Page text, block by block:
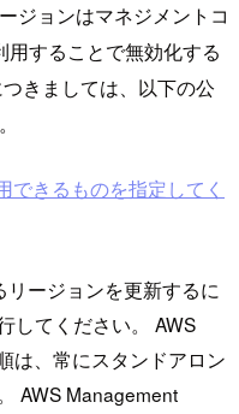
ジョンはマネジメントコ
用することで無効化する
きましては、以下の公
できるものを指定してく
リージョンを更新するに
してください。 AWS
は、常にスタンドアロン
AWS Management